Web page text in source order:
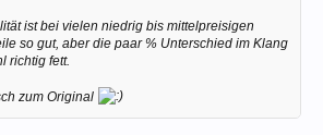
ist bei vielen niedrig bis mittelpreisigen
so gut, aber die paar % Unterschied im Klang
richtig fett.
zum Original